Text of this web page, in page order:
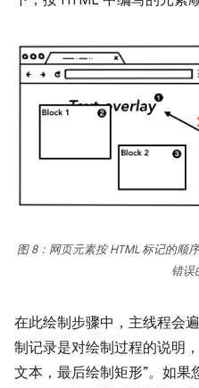
图 8：网页元素按 HTML 标记的顺
错误
在此绘制步骤中，主线程会
制记录是对绘制过程的说明
文本，最后绘制矩形”。如果